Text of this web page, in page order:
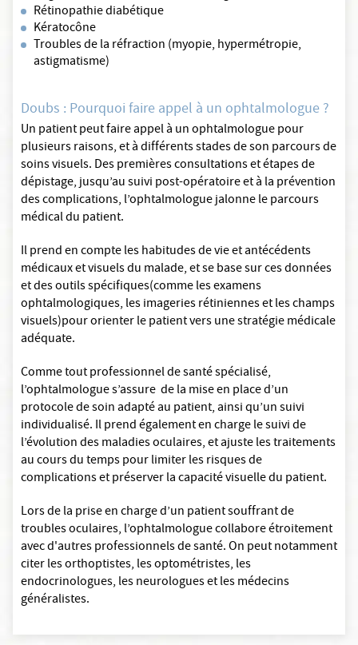
Rétinopathie diabétique
Kératocône
Troubles de la réfraction (myopie, hypermétropie,
astigmatisme)
Doubs : Pourquoi faire appel à un ophtalmologue ?
Un patient peut faire appel à un ophtalmologue pour
plusieurs raisons, et à différents stades de son parcours de
soins visuels. Des premières consultations et étapes de
dépistage, jusqu’au suivi post-opératoire et à la prévention
des complications, l’ophtalmologue jalonne le parcours
médical du patient.
Il prend en compte les habitudes de vie et antécédents
médicaux et visuels du malade, et se base sur ces données
et des outils spécifiques(comme les examens
ophtalmologiques, les imageries rétiniennes et les champs
visuels)pour orienter le patient vers une stratégie médicale
adéquate.
Comme tout professionnel de santé spécialisé,
l’ophtalmologue s’assure de la mise en place d’un
protocole de soin adapté au patient, ainsi qu’un suivi
individualisé. Il prend également en charge le suivi de
l’évolution des maladies oculaires, et ajuste les traitements
au cours du temps pour limiter les risques de
complications et préserver la capacité visuelle du patient.
Lors de la prise en charge d’un patient souffrant de
troubles oculaires, l’ophtalmologue collabore étroitement
avec d'autres professionnels de santé. On peut notamment
citer les orthoptistes, les optométristes, les
endocrinologues, les neurologues et les médecins
généralistes.